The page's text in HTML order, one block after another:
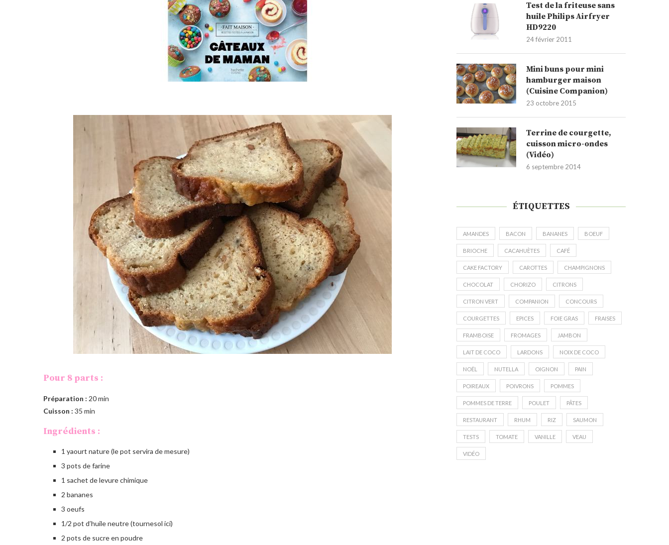
Pour 8 parts :
Préparation : 20 min
Cuisson : 35 min
Ingrédients :
1 yaourt nature (le pot servira de mesure)
3 pots de farine
1 sachet de levure chimique
2 bananes
3 oeufs
1/2 pot d’huile neutre (tournesol ici)
2 pots de sucre en poudre
Test de la friteuse sans
huile Philips Airfryer
HD9220
24 février 2011
Mini buns pour mini
hamburger maison
(Cuisine Companion)
23 octobre 2015
Terrine de courgette,
cuisson micro-ondes
(Vidéo)
6 septembre 2014
ÉTIQUETTES
AMANDES BACON BANANES BOEUF
BRIOCHE CACAHUÈTES CAFÉ
CAKE FACTORY CAROTTES CHAMPIGNONS
CHOCOLAT CHORIZO CITRONS
CITRON VERT COMPANION CONCOURS
COURGETTES EPICES FOIE GRAS FRAISES
FRAMBOISE FROMAGES JAMBON
LAIT DE COCO LARDONS NOIX DE COCO
NOËL NUTELLA OIGNON PAIN
POIREAUX POIVRONS POMMES
POMMES DE TERRE POULET PÂTES
RESTAURANT RHUM RIZ SAUMON
TESTS TOMATE VANILLE VEAU
VIDÉO